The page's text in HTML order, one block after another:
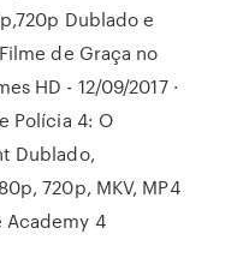
Dublado e
de Graça no
HD - 12/09/2017 ·
Polícia 4: O
Dublado,
720p, MKV, MP4
Academy 4